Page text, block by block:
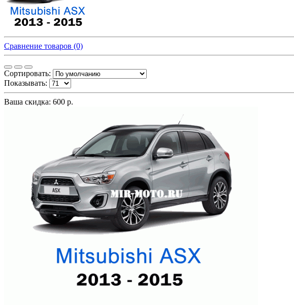
Сравнение товаров (0)
Сортировать:
Показывать:
Ваша скидка: 600 р.